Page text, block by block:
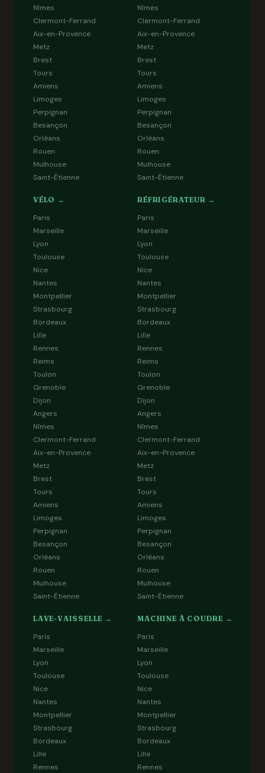
Nîmes
Clermont-Ferrand
Aix-en-Provence
Metz
Brest
Tours
Amiens
Limoges
Perpignan
Besançon
Orléans
Rouen
Mulhouse
Saint-Étienne
Nîmes
Clermont-Ferrand
Aix-en-Provence
Metz
Brest
Tours
Amiens
Limoges
Perpignan
Besançon
Orléans
Rouen
Mulhouse
Saint-Étienne
VÉLO →
Paris
Marseille
Lyon
Toulouse
Nice
Nantes
Montpellier
Strasbourg
Bordeaux
Lille
Rennes
Reims
Toulon
Grenoble
Dijon
Angers
Nîmes
Clermont-Ferrand
Aix-en-Provence
Metz
Brest
Tours
Amiens
Limoges
Perpignan
Besançon
Orléans
Rouen
Mulhouse
Saint-Étienne
RÉFRIGÉRATEUR →
Paris
Marseille
Lyon
Toulouse
Nice
Nantes
Montpellier
Strasbourg
Bordeaux
Lille
Rennes
Reims
Toulon
Grenoble
Dijon
Angers
Nîmes
Clermont-Ferrand
Aix-en-Provence
Metz
Brest
Tours
Amiens
Limoges
Perpignan
Besançon
Orléans
Rouen
Mulhouse
Saint-Étienne
LAVE-VAISSELLE →
Paris
Marseille
Lyon
Toulouse
Nice
Nantes
Montpellier
Strasbourg
Bordeaux
Lille
Rennes
MACHINE À COUDRE →
Paris
Marseille
Lyon
Toulouse
Nice
Nantes
Montpellier
Strasbourg
Bordeaux
Lille
Rennes